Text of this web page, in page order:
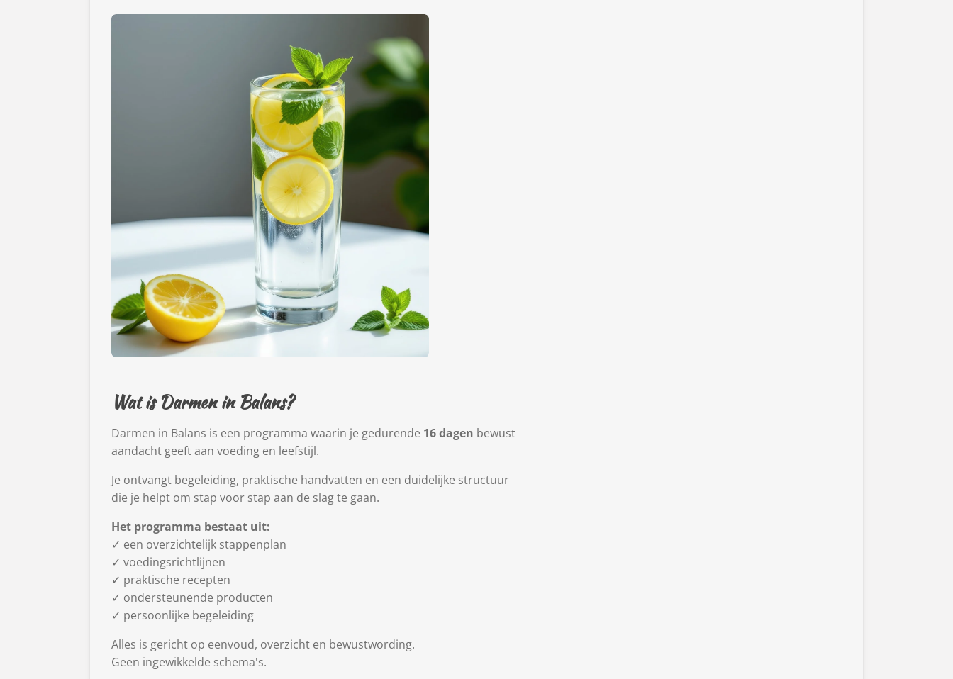
Wat is Darmen in Balans?
Darmen in Balans is een programma waarin je gedurende 16 dagen bewust
aandacht geeft aan voeding en leefstijl.
Je ontvangt begeleiding, praktische handvatten en een duidelijke structuur
die je helpt om stap voor stap aan de slag te gaan.
Het programma bestaat uit:
✓ een overzichtelijk stappenplan
✓ voedingsrichtlijnen
✓ praktische recepten
✓ ondersteunende producten
✓ persoonlijke begeleiding
Alles is gericht op eenvoud, overzicht en bewustwording.
Geen ingewikkelde schema's.